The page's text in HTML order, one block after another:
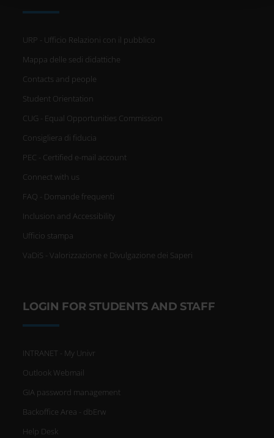
raccolto dal tuo utilizzo dei loro servizi.
URP - Ufficio Relazioni con il pubblico
Mappa delle sedi didattiche
Contacts and people
Student Orientation
CUG - Equal Opportunities Commission
Consigliera di fiducia
PEC - Certified e-mail account
Connect with us
FAQ - Domande frequenti
Inclusion and Accessibility
Ufficio stampa
VaDiS - Valorizzazione e Divulgazione dei Saperi
LOGIN FOR STUDENTS AND STAFF
INTRANET - My Univr
Outlook Webmail
GIA password management
Backoffice Area - dbErw
Help Desk